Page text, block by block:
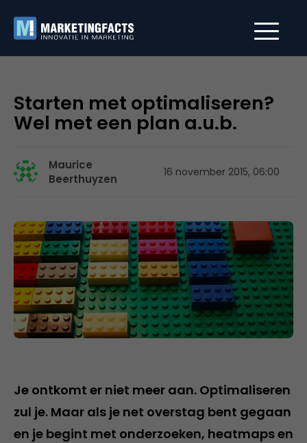
Starten met optimaliseren?
Wel met een plan a.u.b.
Maurice
Beerthuyzen
16 november 2015, 06:00
Je ontkomt er niet meer aan. Optimaliseren
zul je. Maar als je net overstag bent gegaan
en je begint met onderzoeken, heatmaps en